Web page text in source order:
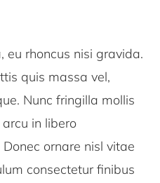
eu rhoncus nisi gravida.
quis massa vel,
Nunc fringilla mollis
in libero
ornare nisl vitae
consectetur finibus